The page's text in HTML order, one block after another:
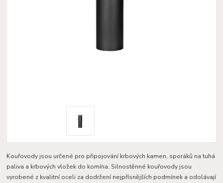
Kouřovody jsou určené pro připojování krbových kamen, sporáků na tuhá
paliva a krbových vložek do komína. Silnostěnné kouřovody jsou
vyrobené z kvalitní oceli za dodržení nejpřísnějších podmínek a odolávají